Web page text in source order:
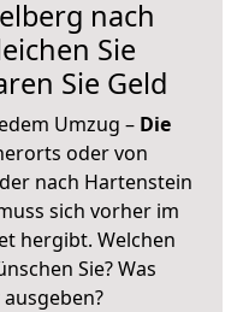
nach
Sie
Sie Geld
Umzug – Die
oder von
nach Hartenstein
sich vorher im
hergibt. Welchen
Sie? Was